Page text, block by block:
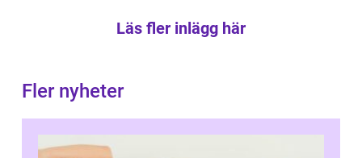
Läs fler inlägg här
Fler nyheter